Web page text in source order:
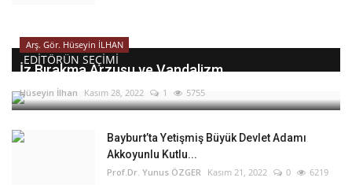
EDITÖRÜN SEÇIMI
Arş. Gör. Hüseyin İLHAN
İz Bırakma Arzusu ve Vandalizm
Hüseyin İlhan Kasım 28, 2022 1 5755
Bayburt’ta Yetişmiş Büyük Devlet Adamı
Akkoyunlu Kutlu...
Prof.Dr. Yunus ÖZGER Kasım 21, 2022 0 6219